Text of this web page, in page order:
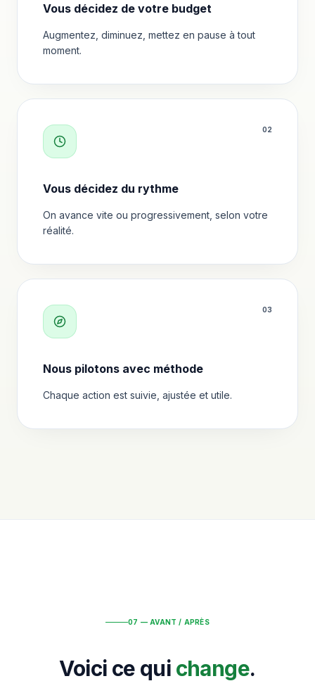
Vous décidez de votre budget
Augmentez, diminuez, mettez en pause à tout
moment.
02
Vous décidez du rythme
On avance vite ou progressivement, selon votre
réalité.
03
Nous pilotons avec méthode
Chaque action est suivie, ajustée et utile.
07 — AVANT / APRÈS
Voici ce qui change.